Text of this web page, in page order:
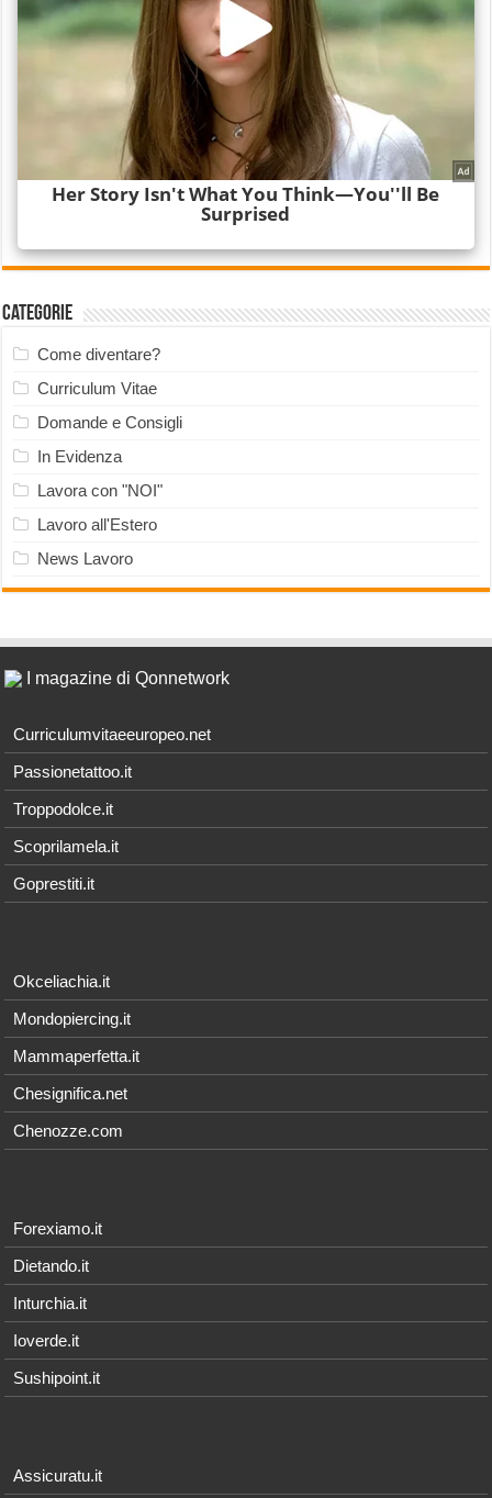
Categorie
Come diventare?
Curriculum Vitae
Domande e Consigli
In Evidenza
Lavora con "NOI"
Lavoro all'Estero
News Lavoro
I magazine di Qonnetwork
Curriculumvitaeeuropeo.net
Passionetattoo.it
Troppodolce.it
Scoprilamela.it
Goprestiti.it
Okceliachia.it
Mondopiercing.it
Mammaperfetta.it
Chesignifica.net
Chenozze.com
Forexiamo.it
Dietando.it
Inturchia.it
Ioverde.it
Sushipoint.it
Assicuratu.it